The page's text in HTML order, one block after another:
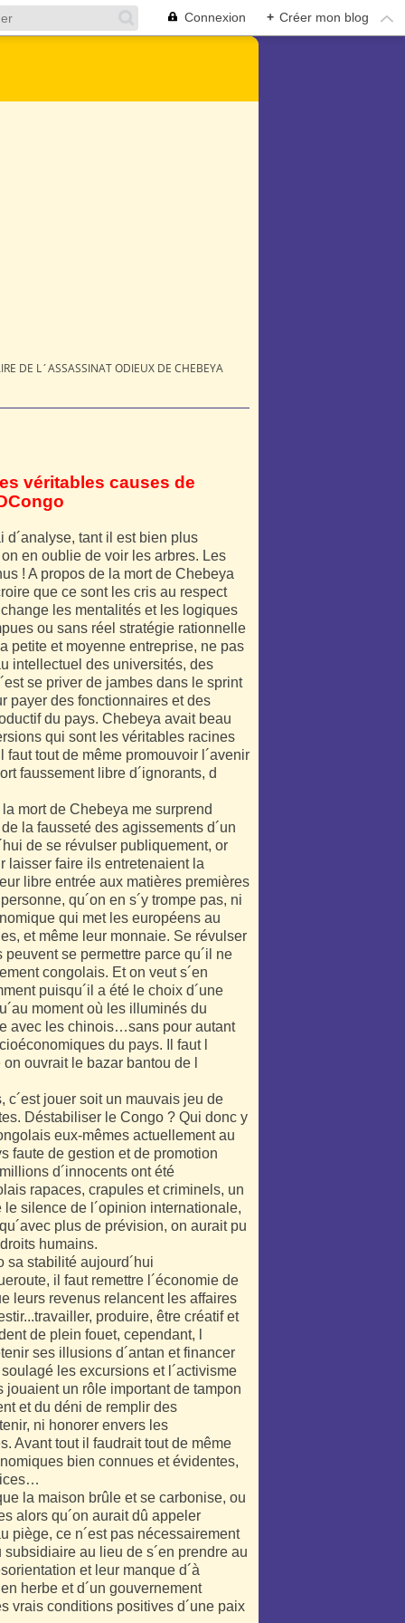
Connexion + Créer mon blog
DE L´ASSASSINAT ODIEUX DE CHEBEYA
véritables causes de
tant il est bien plus
en oublie de voir les arbres. Les
! A propos de la mort de Chebeya
que ce sont les cris au respect
les mentalités et les logiques
ou sans réel stratégie rationnelle
petite et moyenne entreprise, ne pas
intellectuel des universités, des
se priver de jambes dans le sprint
payer des fonctionnaires et des
du pays. Chebeya avait beau
qui sont les véritables racines
tout de même promouvoir l´avenir
faussement libre d´ignorants, d
mort de Chebeya me surprend
la fausseté des agissements d´un
de se révulser publiquement, or
laisser faire ils entretenaient la
libre entrée aux matières premières
qu´on en s´y trompe pas, ni
qui met les européens au
et même leur monnaie. Se révulser
se permettre parce qu´il ne
congolais. Et on veut s´en
puisqu´il a été le choix d´une
moment où les illuminés du
avec les chinois…sans pour autant
du pays. Il faut l
ouvrait le bazar bantou de l
jouer soit un mauvais jeu de
Déstabiliser le Congo ? Qui donc y
eux-mêmes actuellement au
faute de gestion et de promotion
d´innocents ont été
rapaces, crapules et criminels, un
silence de l´opinion internationale,
plus de prévision, on aurait pu
humains.
sa stabilité aujourd´hui
il faut remettre l´économie de
leurs revenus relancent les affaires
produire, être créatif et
de plein fouet, cependant, l
ses illusions d´antan et financer
les excursions et l´activisme
un rôle important de tampon
et du déni de remplir des
ni honorer envers les
Avant tout il faudrait tout de même
bien connues et évidentes,
la maison brûle et se carbonise, ou
alors qu´on aurait dû appeler
piège, ce n´est pas nécessairement
au lieu de s´en prendre au
et leur manque d´à
herbe et d´un gouvernement
vrais conditions positives d´une paix